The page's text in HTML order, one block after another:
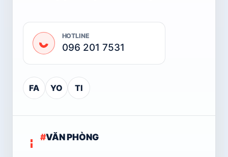
HOTLINE
096 201 7531
FA YO TI
#VĂN PHÒNG